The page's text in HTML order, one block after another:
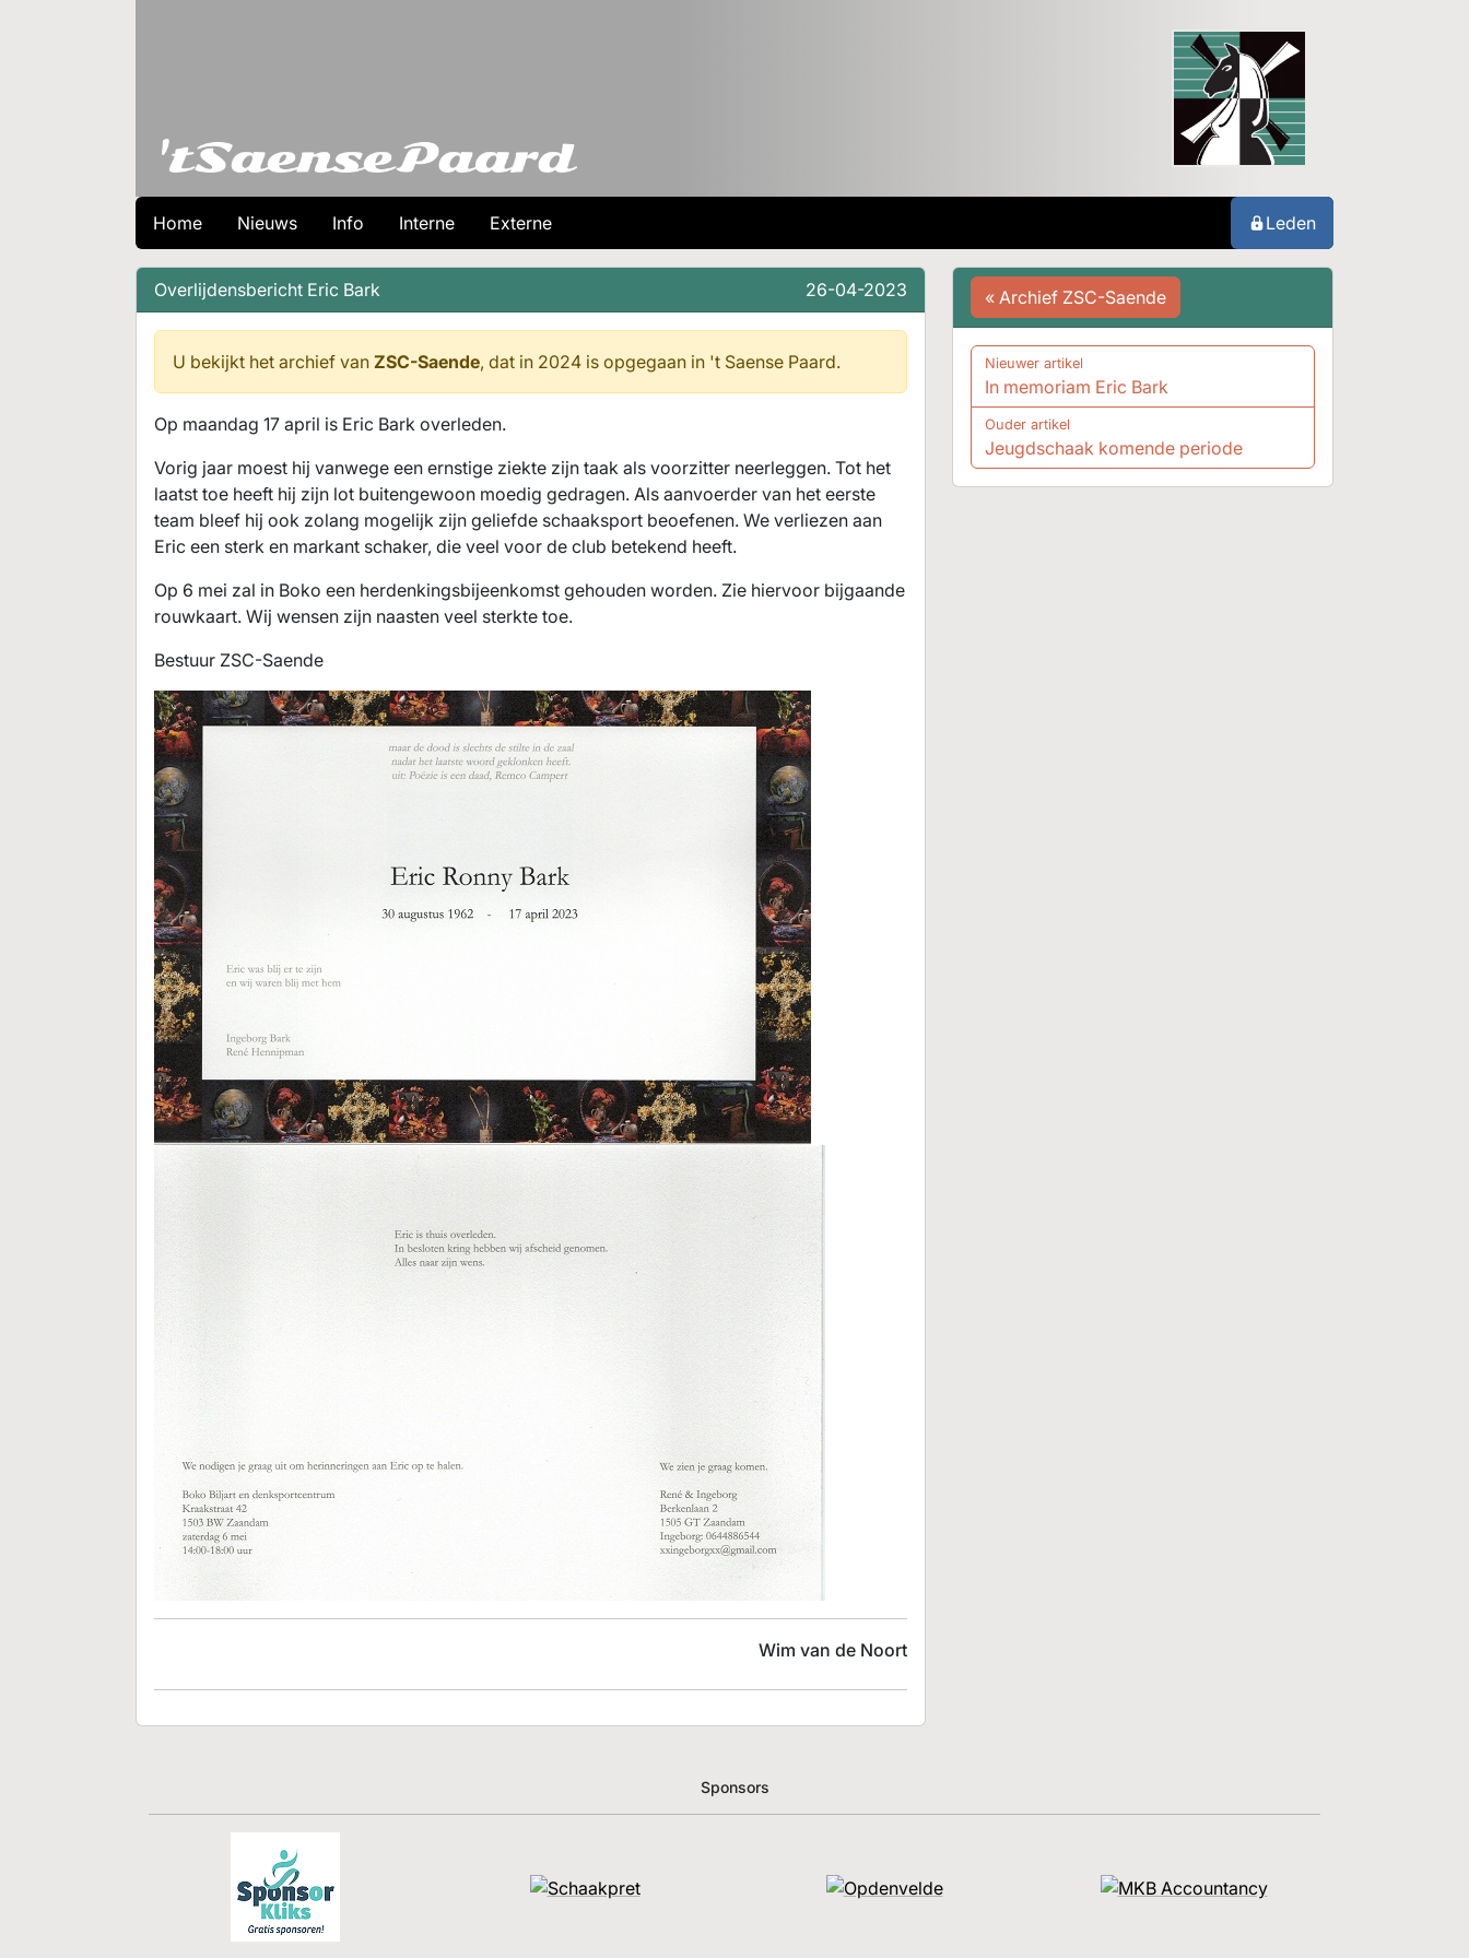
Home Nieuws Info Interne Externe Leden
Overlijdensbericht Eric Bark 26-04-2023
U bekijkt het archief van ZSC-Saende, dat in 2024 is opgegaan in 't Saense Paard.
Op maandag 17 april is Eric Bark overleden.
Vorig jaar moest hij vanwege een ernstige ziekte zijn taak als voorzitter neerleggen. Tot het
laatst toe heeft hij zijn lot buitengewoon moedig gedragen. Als aanvoerder van het eerste
team bleef hij ook zolang mogelijk zijn geliefde schaaksport beoefenen. We verliezen aan
Eric een sterk en markant schaker, die veel voor de club betekend heeft.
Op 6 mei zal in Boko een herdenkingsbijeenkomst gehouden worden. Zie hiervoor bijgaande
rouwkaart. Wij wensen zijn naasten veel sterkte toe.
Bestuur ZSC-Saende
Wim van de Noort
« Archief ZSC-Saende
Nieuwer artikel
In memoriam Eric Bark
Ouder artikel
Jeugdschaak komende periode
Sponsors